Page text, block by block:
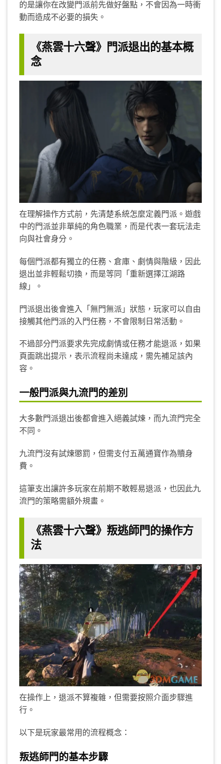
的是讓你在改變門派前先做好盤點，不會因為一時衝
動而造成不必要的損失。
《燕雲十六聲》門派退出的基本概
念
在理解操作方式前，先清楚系統怎麼定義門派。遊戲
中的門派並非單純的角色職業，而是代表一套玩法走
向與社會身分。
每個門派都有獨立的任務、倉庫、劇情與階級，因此
退出並非輕鬆切換，而是等同「重新選擇江湖路
線」。
門派退出後會進入「無門無派」狀態，玩家可以自由
接觸其他門派的入門任務，不會限制日常活動。
不過部分門派要求先完成劇情或任務才能退派，如果
頁面跳出提示，表示流程尚未達成，需先補足該內
容。
一般門派與九流門的差別
大多數門派退出後都會進入絕義試煉，而九流門完全
不同。
九流門沒有試煉懲罰，但需支付五萬通寶作為贖身
費。
這筆支出讓許多玩家在前期不敢輕易退派，也因此九
流門的策略需額外規畫。
《燕雲十六聲》叛逃師門的操作方
法
在操作上，退派不算複雜，但需要按照介面步驟進
行。
以下是玩家最常用的流程概念：
叛逃師門的基本步驟